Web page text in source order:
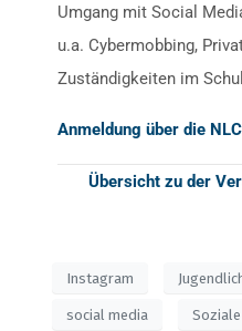
Umgang mit Social
u.a. Cybermobbing,
Zuständigkeiten im
Anmeldung über die NLC
Übersicht zu der
Instagram
social media